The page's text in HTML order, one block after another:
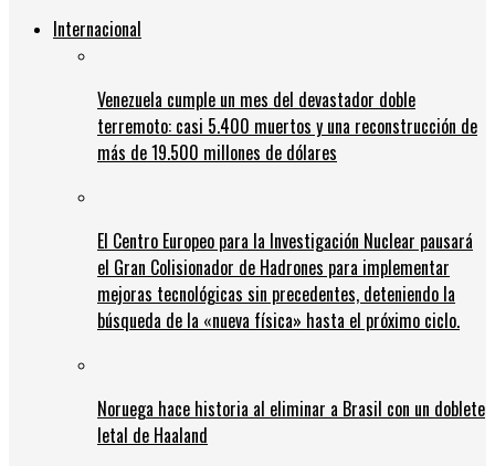
Internacional
Venezuela cumple un mes del devastador doble
terremoto: casi 5.400 muertos y una reconstrucción de
más de 19.500 millones de dólares
El Centro Europeo para la Investigación Nuclear pausará
el Gran Colisionador de Hadrones para implementar
mejoras tecnológicas sin precedentes, deteniendo la
búsqueda de la «nueva física» hasta el próximo ciclo.
Noruega hace historia al eliminar a Brasil con un doblete
letal de Haaland